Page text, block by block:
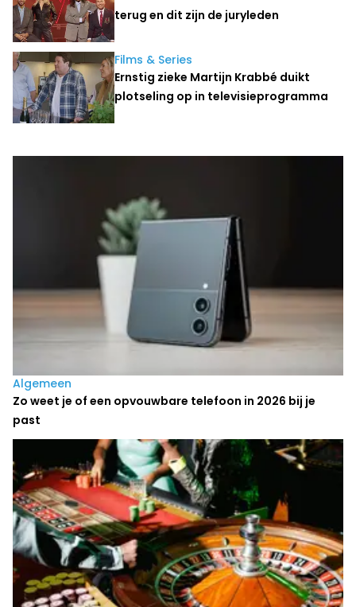
terug en dit zijn de juryleden
Films & Series
Ernstig zieke Martijn Krabbé duikt
plotseling op in televisieprogramma
Laatste nieuws
Algemeen
Zo weet je of een opvouwbare telefoon in 2026 bij je
past